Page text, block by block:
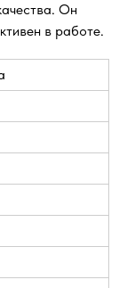
Он
в работе.